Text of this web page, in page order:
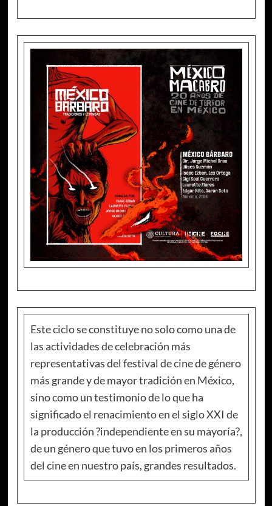
Este ciclo se constituye no solo como una de
las actividades de celebración más
representativas del festival de cine de género
más grande y de mayor tradición en México,
sino como un testimonio de lo que ha
significado el renacimiento en el siglo XXI de
la producción ?independiente en su mayoría?,
de un género que tuvo en los primeros años
del cine en nuestro país, grandes resultados.